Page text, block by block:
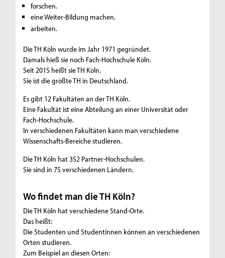
forschen.
eine Weiter-Bildung machen.
arbeiten.
Die TH Köln wurde im Jahr 1971 gegründet.
Damals hieß sie noch Fach-Hochschule Köln.
Seit 2015 heißt sie TH Köln.
Sie ist die größte TH in Deutschland.
Es gibt 12 Fakultäten an der TH Köln.
Eine Fakultät ist eine Abteilung an einer Universität oder
Fach-Hochschule.
In verschiedenen Fakultäten kann man verschiedene
Wissenschafts-Bereiche studieren.
Die TH Köln hat 352 Partner-Hochschulen.
Sie sind in 75 verschiedenen Ländern.
Wo findet man die TH Köln?
Die TH Köln hat verschiedene Stand-Orte.
Das heißt:
Die Studenten und Studentinnen können an verschiedenen
Orten studieren.
Zum Beispiel an diesen Orten: